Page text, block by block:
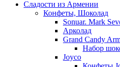
Сладости из Армении
Конфеты, Шоколад
Sonuar. Mark
Арколад
Grand Candy
Набор
Joyco